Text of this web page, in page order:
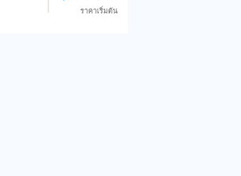
ราคาเริ่มต้น